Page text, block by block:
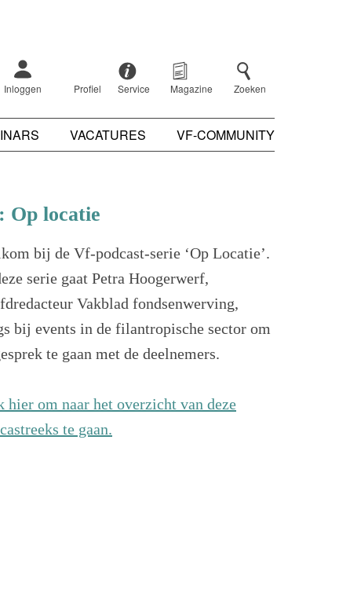
Inloggen Profiel Service Magazine Zoeken
VACATURES VF-COMMUNITY
Op locatie
bij de Vf-podcast-serie ‘Op Locatie’.
serie gaat Petra Hoogerwerf,
Vakblad fondsenwerving,
bij events in de filantropische sector om
te gaan met de deelnemers.
hier om naar het overzicht van deze
te gaan.